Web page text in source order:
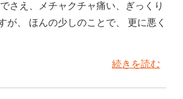
さえ、メチャクチャ痛い、ぎっくり
が、 ほんの少しのことで、 更に悪く
続きを読む